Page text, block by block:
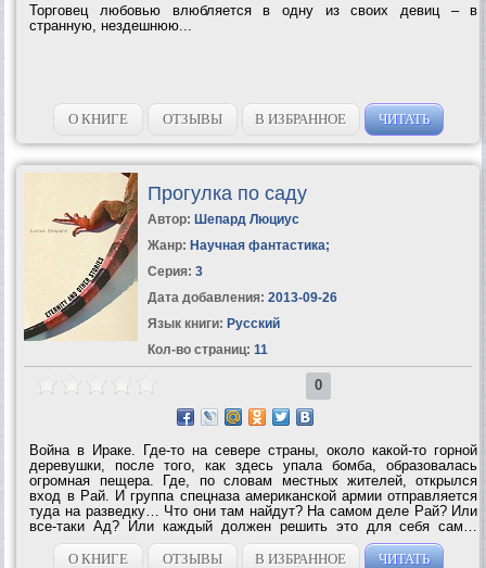
Торговец любовью влюбляется в одну из своих девиц – в
странную, нездешнюю...
О КНИГЕ ОТЗЫВЫ В ИЗБРАННОЕ ЧИТАТЬ
Прогулка по саду
Автор: Шепард Люциус
Жанр: Научная фантастика;
Серия: 3
Дата добавления: 2013-09-26
Язык книги: Русский
Кол-во страниц: 11
0
Война в Ираке. Где-то на севере страны, около какой-то горной
деревушки, после того, как здесь упала бомба, образовалась
огромная пещера. Где, по словам местных жителей, открылся
вход в Рай. И группа спецназа американской армии отправляется
туда на разведку… Что они там найдут? На самом деле Рай? Или
все-таки Ад? Или каждый должен решить это для себя сам…
Рассказ из сборника «Eternity and Other...
О КНИГЕ
ОТЗЫВЫ В ИЗБРАННОЕ ЧИТАТЬ